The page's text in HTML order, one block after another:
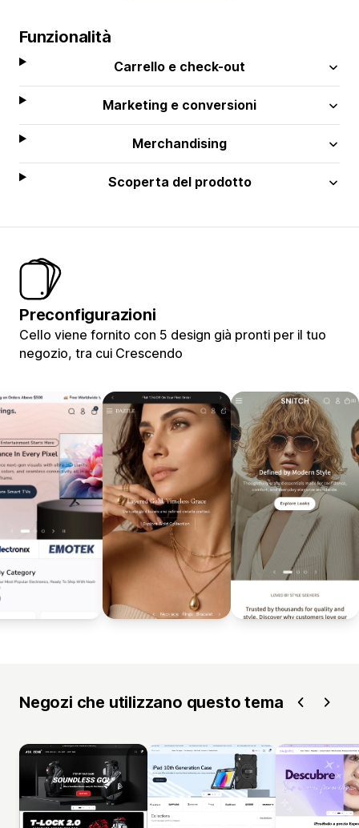
Funzionalità
Carrello e check-out
Marketing e conversioni
Merchandising
Scoperta del prodotto
Preconfigurazioni
Cello viene fornito con 5 design già pronti per il tuo
negozio, tra cui Crescendo
Negozi che utilizzano questo tema